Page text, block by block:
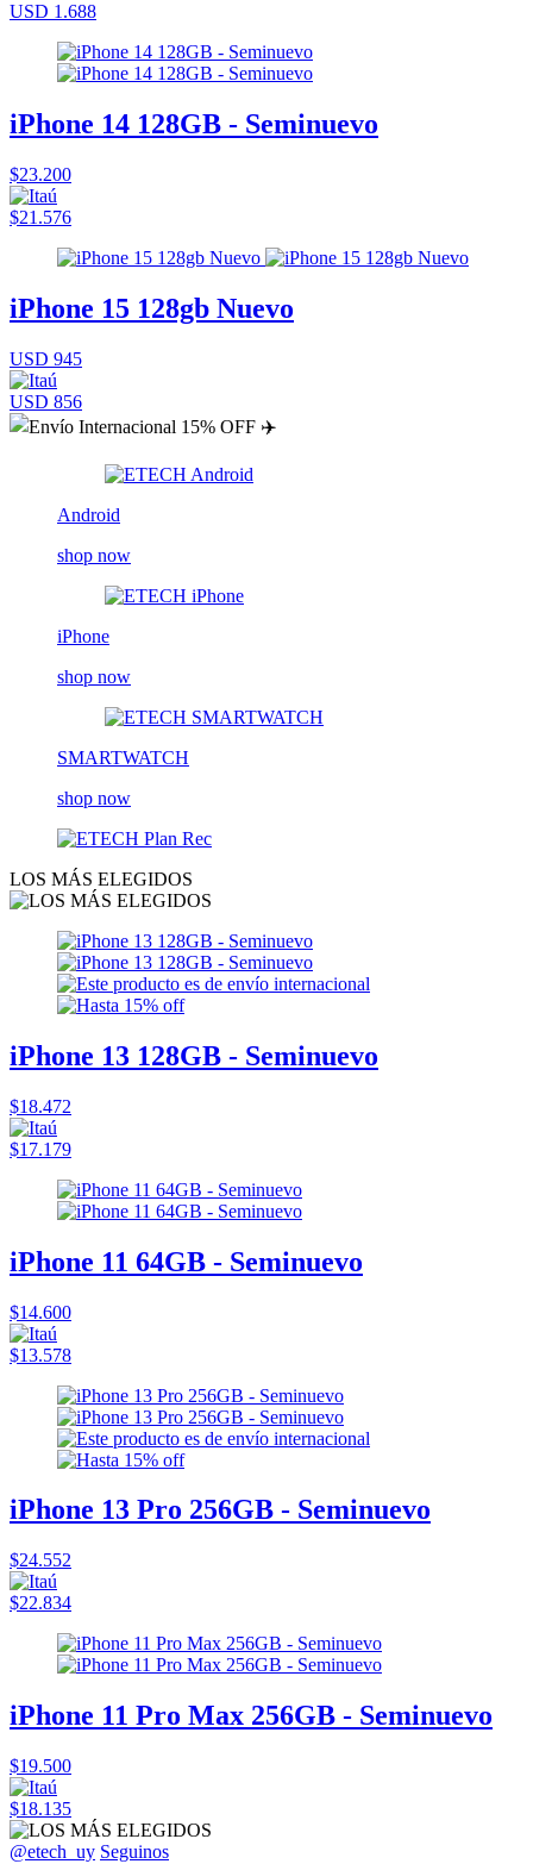
USD 1.688
iPhone 14 128GB - Seminuevo
$23.200
$21.576
iPhone 15 128gb Nuevo
USD 945
USD 856
Android
shop now
iPhone
shop now
SMARTWATCH
shop now
LOS MÁS ELEGIDOS
iPhone 13 128GB - Seminuevo
$18.472
$17.179
iPhone 11 64GB - Seminuevo
$14.600
$13.578
iPhone 13 Pro 256GB - Seminuevo
$24.552
$22.834
iPhone 11 Pro Max 256GB - Seminuevo
$19.500
$18.135
@etech_uy Seguinos